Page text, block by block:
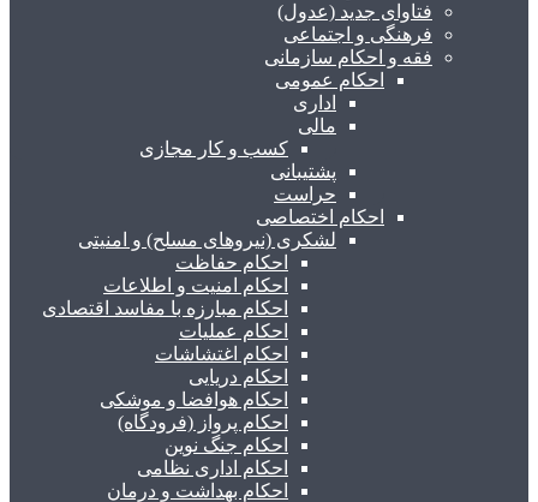
فتاوای جدید (عدول)
فرهنگی و اجتماعی
فقه و احکام سازمانی
احکام عمومی
اداری
مالی
کسب و کار مجازی
پشتیبانی
حراست
احکام اختصاصی
لشکری (نیروهای مسلح) و امنیتی
احکام حفاظت
احکام امنیت و اطلاعات
احکام مبارزه با مفاسد اقتصادی
احکام عملیات
احکام اغتشاشات
احکام دریایی
احکام هوافضا و موشکی
احکام پرواز (فرودگاه)
احکام جنگ نوین
احکام اداری نظامی
احکام بهداشت و درمان